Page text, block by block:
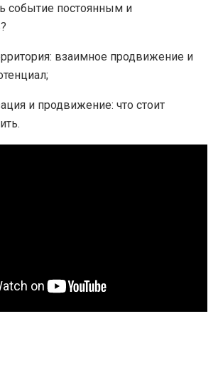
событие постоянным и
взаимное продвижение и
и продвижение: что стоит